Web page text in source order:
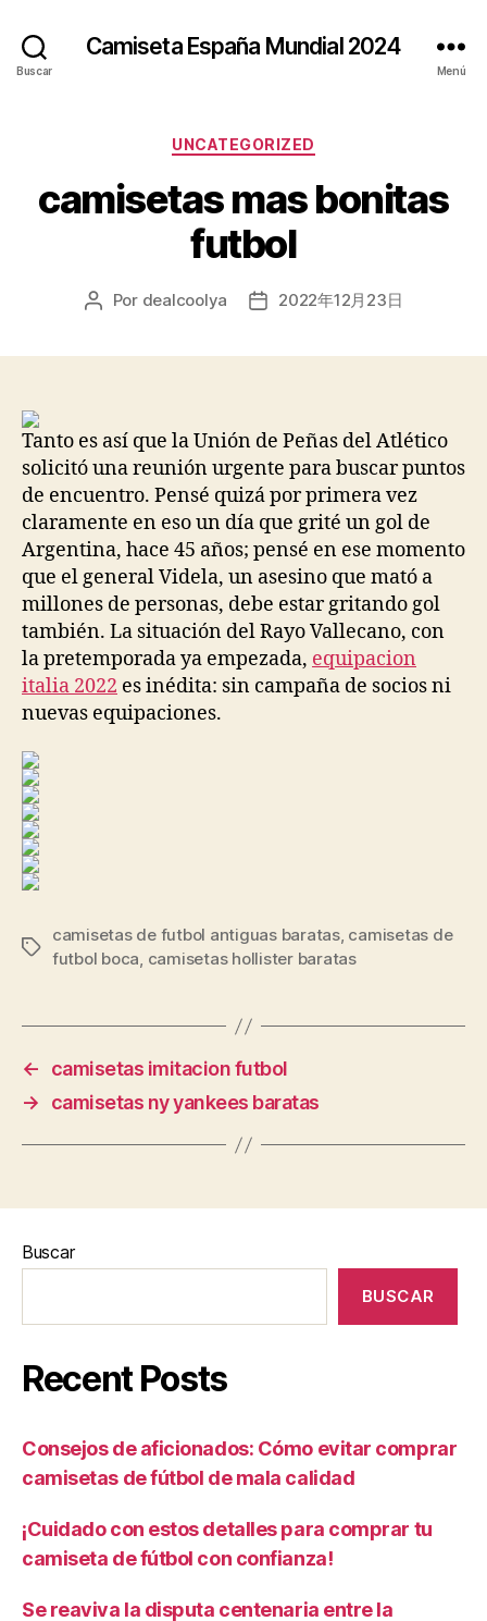
Buscar
Camiseta España Mundial 2024
Menú
Categorías
UNCATEGORIZED
camisetas mas bonitas
futbol
Autor
Por dealcoolya
Fecha2022年12月23日
Tanto es así que la Unión de Peñas del Atlético
solicitó una reunión urgente para buscar puntos
de encuentro. Pensé quizá por primera vez
claramente en eso un día que grité un gol de
Argentina, hace 45 años; pensé en ese momento
que el general Videla, un asesino que mató a
millones de personas, debe estar gritando gol
también. La situación del Rayo Vallecano, con
la pretemporada ya empezada, equipacion
italia 2022 es inédita: sin campaña de socios ni
nuevas equipaciones.
Etiquetas
camisetas de futbol antiguas baratas, camisetas de
futbol boca, camisetas hollister baratas
←
camisetas imitacion futbol
→
camisetas ny yankees baratas
Buscar
BUSCAR
Recent Posts
Consejos de aficionados: Cómo evitar comprar
camisetas de fútbol de mala calidad
¡Cuidado con estos detalles para comprar tu
camiseta de fútbol con confianza!
Se reaviva la disputa centenaria entre la